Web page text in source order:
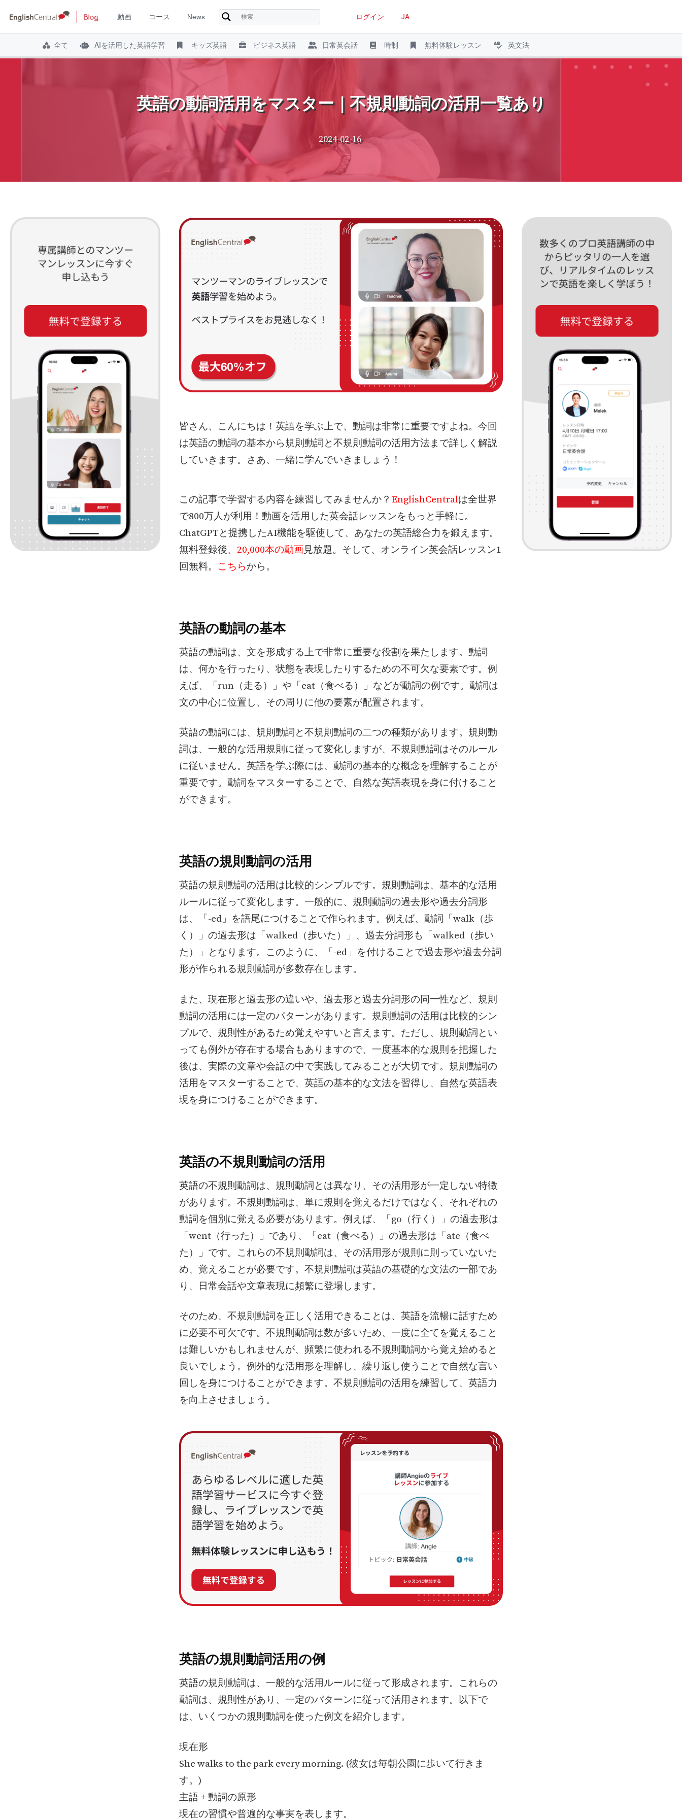
動画 コース News ログイン JA
全て AIを活用した英語学習 キッズ英語 ビジネス英語 日常英会話 時制 無料体験レッスン 英文法
英語の動詞活用をマスター｜不規則動詞の活用一覧あり
2024-02-16
皆さん、こんにちは！英語を学ぶ上で、動詞は非常に重要ですよね。今回
は英語の動詞の基本から規則動詞と不規則動詞の活用方法まで詳しく解説
していきます。さあ、一緒に学んでいきましょう！
この記事で学習する内容を練習してみませんか？ EnglishCentralは全世界
で800万人が利用！動画を活用した英会話レッスンをもっと手軽に。
ChatGPTと提携したAI機能を駆使して、あなたの英語総合力を鍛えます。
無料登録後、 20,000本の動画見放題。そして、オンライン英会話レッスン1
回無料。 こちらから。
英語の動詞の基本
英語の動詞は、文を形成する上で非常に重要な役割を果たします。動詞
は、何かを行ったり、状態を表現したりするための不可欠な要素です。例
えば、「run（走る）」や「eat（食べる）」などが動詞の例です。動詞は
文の中心に位置し、その周りに他の要素が配置されます。
英語の動詞には、規則動詞と不規則動詞の二つの種類があります。規則動
詞は、一般的な活用規則に従って変化しますが、不規則動詞はそのルール
に従いません。英語を学ぶ際には、動詞の基本的な概念を理解することが
重要です。動詞をマスターすることで、自然な英語表現を身に付けること
ができます。
英語の規則動詞の活用
英語の規則動詞の活用は比較的シンプルです。規則動詞は、基本的な活用
ルールに従って変化します。一般的に、規則動詞の過去形や過去分詞形
は、「-ed」を語尾につけることで作られます。例えば、動詞「walk（歩
く）」の過去形は「walked（歩いた）」、過去分詞形も「walked（歩い
た）」となります。このように、「-ed」を付けることで過去形や過去分詞
形が作られる規則動詞が多数存在します。
また、現在形と過去形の違いや、過去形と過去分詞形の同一性など、規則
動詞の活用には一定のパターンがあります。規則動詞の活用は比較的シン
プルで、規則性があるため覚えやすいと言えます。ただし、規則動詞とい
っても例外が存在する場合もありますので、一度基本的な規則を把握した
後は、実際の文章や会話の中で実践してみることが大切です。規則動詞の
活用をマスターすることで、英語の基本的な文法を習得し、自然な英語表
現を身につけることができます。
英語の不規則動詞の活用
英語の不規則動詞は、規則動詞とは異なり、その活用形が一定しない特徴
があります。不規則動詞は、単に規則を覚えるだけではなく、それぞれの
動詞を個別に覚える必要があります。例えば、「go（行く）」の過去形は
「went（行った）」であり、「eat（食べる）」の過去形は「ate（食べ
た）」です。これらの不規則動詞は、その活用形が規則に則っていないた
め、覚えることが必要です。不規則動詞は英語の基礎的な文法の一部であ
り、日常会話や文章表現に頻繁に登場します。
そのため、不規則動詞を正しく活用できることは、英語を流暢に話すため
に必要不可欠です。不規則動詞は数が多いため、一度に全てを覚えること
は難しいかもしれませんが、頻繁に使われる不規則動詞から覚え始めると
良いでしょう。例外的な活用形を理解し、繰り返し使うことで自然な言い
回しを身につけることができます。不規則動詞の活用を練習して、英語力
を向上させましょう。
英語の規則動詞活用の例
英語の規則動詞は、一般的な活用ルールに従って形成されます。これらの
動詞は、規則性があり、一定のパターンに従って活用されます。以下で
は、いくつかの規則動詞を使った例文を紹介します。
現在形
She walks to the park every morning. (彼女は毎朝公園に歩いて行きま
す。)
主語 + 動詞の原形
現在の習慣や普遍的な事実を表します。